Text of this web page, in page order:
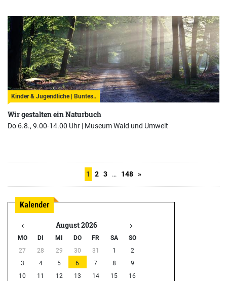
Kinder & Jugendliche | Buntes..
Wir gestalten ein Naturbuch
Do 6.8., 9.00-14.00 Uhr | Museum Wald und Umwelt
1 2 3 … 148 »
‹ August 2026 ›
MO DI MI DO FR SA
SO
27
28 29 30 31 1
2
3
4 5 6 7 8
9
10
11 12 13 14 15
16